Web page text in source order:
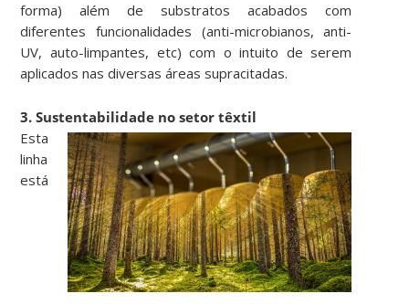
forma) além de substratos acabados com
diferentes funcionalidades (anti-microbianos, anti-
UV, auto-limpantes, etc) com o intuito de serem
aplicados nas diversas áreas supracitadas.
3. Sustentabilidade no setor têxtil
Esta
linha
está